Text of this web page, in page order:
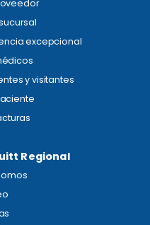
excepcional
y visitantes
Regional